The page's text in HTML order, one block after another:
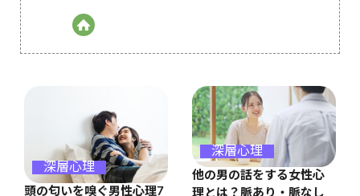
深層心理
頭の匂いを嗅ぐ男性心理7
深層心理
他の男の話をする女性心
理とは？脈あり・脈なし